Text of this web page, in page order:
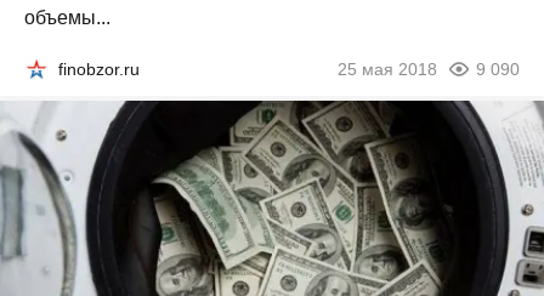
объемы...
finobzor.ru 25 мая 2018 9 090